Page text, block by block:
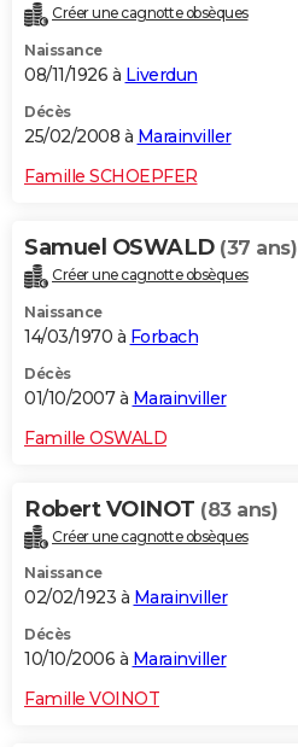
Créer une cagnotte obsèques
Naissance
08/11/1926 à Liverdun
Décès
25/02/2008 à Marainviller
Famille SCHOEPFER
Samuel OSWALD (37 ans)
Créer une cagnotte obsèques
Naissance
14/03/1970 à Forbach
Décès
01/10/2007 à Marainviller
Famille OSWALD
Robert VOINOT (83 ans)
Créer une cagnotte obsèques
Naissance
02/02/1923 à Marainviller
Décès
10/10/2006 à Marainviller
Famille VOINOT